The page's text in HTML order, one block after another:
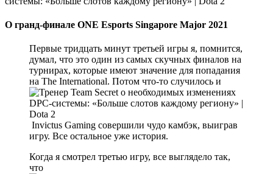
О гранд-финале ONE Esports Singapore Major 2021
Первые тридцать минут третьей игры я, помнится,
думал, что это один из самых скучных финалов на
турнирах, которые имеют значение для попадания
на The International. Потом что-то случилось и
Invictus Gaming совершили чудо камбэк, выиграв
игру. Все остальное уже история.
Когда я смотрел третью игру, все выглядело так,
что